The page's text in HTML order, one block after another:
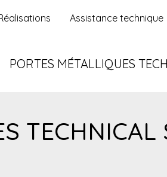
Assistance technique
PORTES MÉTALLIQUES
TECHNICAL